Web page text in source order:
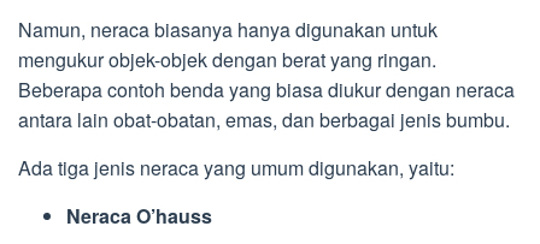
Namun, neraca biasanya hanya digunakan untuk
mengukur objek-objek dengan berat yang ringan.
Beberapa contoh benda yang biasa diukur dengan neraca
antara lain obat-obatan, emas, dan berbagai jenis bumbu.
Ada tiga jenis neraca yang umum digunakan, yaitu:
Neraca O’hauss